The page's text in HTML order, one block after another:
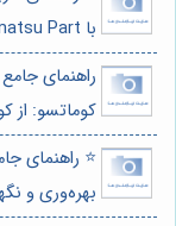
با Komatsu Part 🚜
راهنمای
کوماتسو: از
⭐️ راهنمای
بهره‌وری و